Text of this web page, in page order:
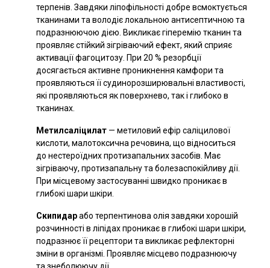
терпенів. Завдяки ліпофільності добре всмоктується
тканинами та володіє локальною антисептичною та
подразнюючою дією. Викликає гіперемію тканин та
проявляє стійкий зігріваючий ефект, який сприяє
активації фагоцитозу. При 20 % резорбції
досягається активне проникнення камфори та
проявляються її судинорозширювальні властивості,
які проявляються як поверхнево, так і глибоко в
тканинах.
Метилсаліцилат— метиловий ефір саліцилової
кислоти, малотоксична речовина, що відноситься
до нестероїдних протизапальних засобів. Має
зігріваючу, протизапальну та болезаспокійливу дії.
При місцевому застосуванні швидко проникає в
глибокі шари шкіри.
Скипидарабо терпентинова олія завдяки хорошій
розчинності в ліпідах проникає в глибокі шари шкіри,
подразнює її рецептори та викликає рефлекторні
зміни в організмі. Проявляє місцево подразнюючу